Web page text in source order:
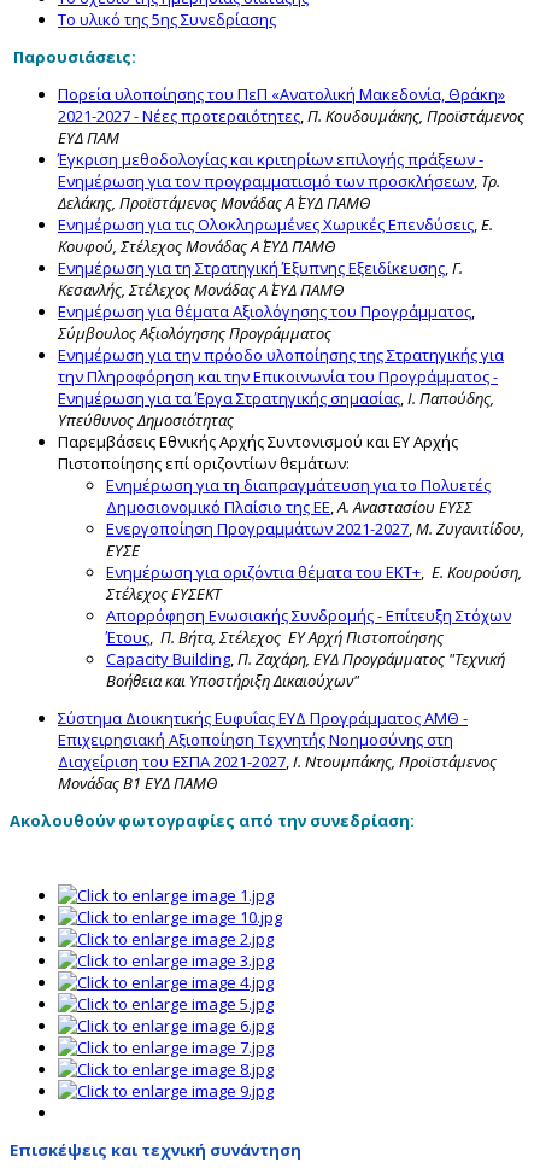
Το υλικό της 5ης Συνεδρίασης
Παρουσιάσεις:
Πορεία υλοποίησης του ΠεΠ «Ανατολική Μακεδονία, Θράκη»
2021-2027 - Νέες προτεραιότητες,Π. Κουδουμάκης, Προϊστάμενος
ΕΥΔ ΠΑΜ
Έγκριση μεθοδολογίας και κριτηρίων επιλογής πράξεων -
Ενημέρωση για τον προγραμματισμό των προσκλήσεων, Τρ.
Δελάκης, Προϊστάμενος Μονάδας Α΄ ΕΥΔ ΠΑΜΘ
Ενημέρωση για τις Ολοκληρωμένες Χωρικές Επενδύσεις,E.
Κουφού, Στέλεχος Μονάδας Α΄ ΕΥΔ ΠΑΜΘ
Ενημέρωση για τη Στρατηγική Έξυπνης Εξειδίκευσης,Γ.
Κεσανλής, Στέλεχος Μονάδας Α΄ ΕΥΔ ΠΑΜΘ
Ενημέρωση για θέματα Αξιολόγησης του Προγράμματος,
Σύμβουλος Αξιολόγησης Προγράμματος
Ενημέρωση για την πρόοδο υλοποίησης της Στρατηγικής για
την Πληροφόρηση και την Επικοινωνία του Προγράμματος -
Ενημέρωση για τα Έργα Στρατηγικής σημασίας,Ι. Παπούδης,
Υπεύθυνος Δημοσιότητας
Παρεμβάσεις Εθνικής Αρχής Συντονισμού και ΕΥ Αρχής
Πιστοποίησης επί οριζοντίων θεμάτων:
Ενημέρωση για τη διαπραγμάτευση για το Πολυετές
Δημοσιονομικό Πλαίσιο της ΕΕ,Α. Αναστασίου ΕΥΣΣ
Ενεργοποίηση Προγραμμάτων 2021-2027,Μ. Ζυγανιτίδου,
ΕΥΣΕ
Ενημέρωση για οριζόντια θέματα του ΕΚΤ+, Ε. Κουρούση,
Στέλεχος ΕΥΣΕΚΤ
Απορρόφηση Ενωσιακής Συνδρομής - Επίτευξη Στόχων
Έτους, Π. Βήτα, Στέλεχος ΕΥ Αρχή Πιστοποίησης
Capacity Building,Π. Ζαχάρη, ΕΥΔ Προγράμματος "Τεχνική
Βοήθεια και Υποστήριξη Δικαιούχων"
Σύστημα Διοικητικής Ευφυΐας ΕΥΔ Προγράμματος ΑΜΘ -
Επιχειρησιακή Αξιοποίηση Τεχνητής Νοημοσύνης στη
Διαχείριση του ΕΣΠΑ 2021-2027,Ι. Ντουμπάκης, Προϊστάμενος
Μονάδας Β1 ΕΥΔ ΠΑΜΘ
Ακολουθούν φωτογραφίες από την συνεδρίαση:
Επισκέψεις και τεχνική συνάντηση